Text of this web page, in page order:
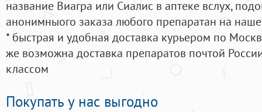
название Виагра или Сиалис в аптеке вслух,
анонимныого заказа любого препаратан на
* быстрая и удобная доставка курьером по
же возможна доставка препаратов почтой
классом
Покупать у нас выгодно